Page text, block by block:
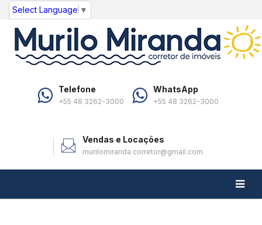
Select Language ▼
Telefone
+55 48 3262-3000
WhatsApp
+55 48 3262-3000
Vendas e Locações
murilomiranda.corretor@gmail.com